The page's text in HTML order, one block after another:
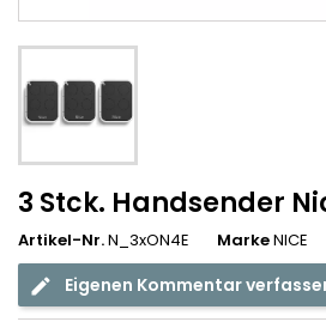
3 Stck. Handsender
Artikel-Nr.N_3xON4E MarkeNICE
Eigenen Kommentar